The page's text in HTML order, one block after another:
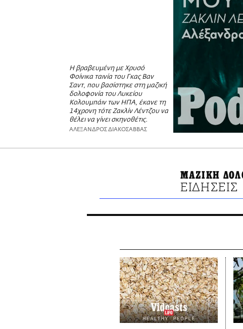
Η βραβευμένη με Χρυσό
Φοίνικα ταινία του Γκας Βαν
Σαντ, που βασίστηκε στη μαζική
δολοφονία του Λυκείου
Κολουμπάιν των ΗΠΑ, έκανε τη
14χρονη τότε Ζακλίν Λέντζου να
θέλει να γίνει σκηνοθέτις.
ΑΛΕΞΑΝΔΡΟΣ ΔΙΑΚΟΣΑΒΒΑΣ
ΜΑΖΙΚΗ
ΕΙΔΗΣΕΙΣ